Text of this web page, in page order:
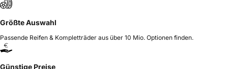
Größte Auswahl
Passende Reifen & Kompletträder aus über 10 Mio. Optionen finden.
Günstige Preise